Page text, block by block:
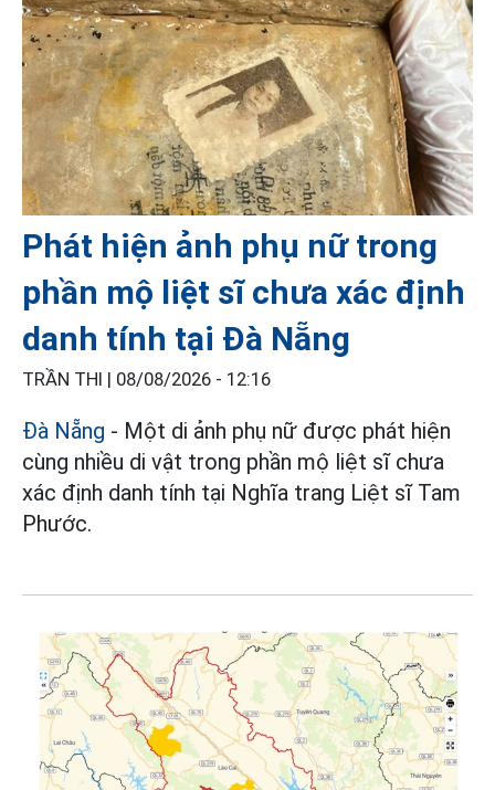
Phát hiện ảnh phụ nữ trong
phần mộ liệt sĩ chưa xác định
danh tính tại Đà Nẵng
TRẦN THI | 08/08/2026 - 12:16
Đà Nẵng - Một di ảnh phụ nữ được phát hiện
cùng nhiều di vật trong phần mộ liệt sĩ chưa
xác định danh tính tại Nghĩa trang Liệt sĩ Tam
Phước.